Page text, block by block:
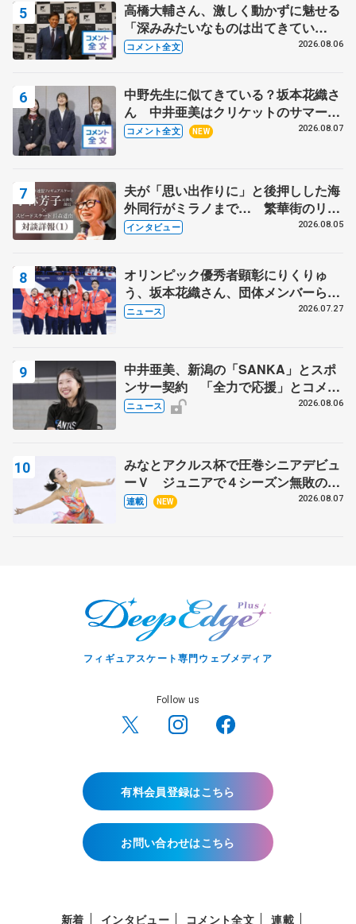
高橋大輔さん、激しく動かずに魅せる
「深みみたいなものは出てきてい
る？」 〝兄さん〟と慕うレジェンド
コメント全文 2026.08.06
中野先生に似てきている？坂本花織さ
ん 中井亜美はクリケットのサマーキ
ャンプに 島田麻央はたくさん試合に
コメント全文 NEW 2026.08.07
夫が「思い出作りに」と後押しした海
外同行がミラノまで… 繁華街のリン
クでは不良のお兄さんも味方に 小林
インタビュー 2026.08.05
オリンピック優秀者顕彰にりくりゅ
う、坂本花織さん、団体メンバーら
8月7日に文科省が表彰式、ブルーノ・
ニュース 2026.07.27
中井亜美、新潟の「SANKA」とスポ
ンサー契約 「全力で応援」とコメン
ト
ニュース 2026.08.06
みなとアクルス杯で圧巻シニアデビュ
ーＶ ジュニアで４シーズン無敗の島
田麻央
連載 NEW 2026.08.07
フィギュアスケート専門ウェブメディア
Follow us
有料会員登録はこちら
お問い合わせはこちら
新着 インタビュー コメント全文 連載